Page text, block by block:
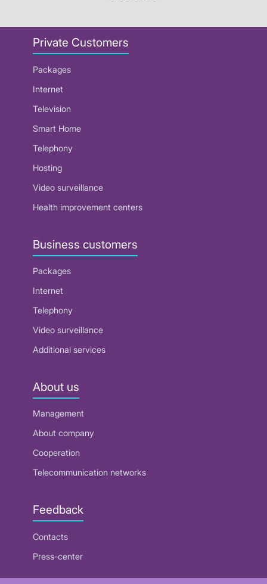
Private Customers
Packages
Internet
Television
Smart Home
Telephony
Hosting
Video surveillance
Health improvement centers
Business customers
Packages
Internet
Telephony
Video surveillance
Additional services
About us
Management
About company
Cooperation
Telecommunication networks
Feedback
Contacts
Press-center